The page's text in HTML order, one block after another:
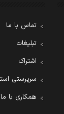
تماس با ما
تبلیغات
اشتراک
سرپرستی
همکاری با ما